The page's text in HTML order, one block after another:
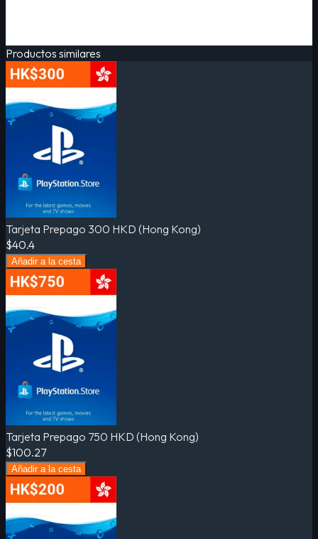
Productos similares
Tarjeta Prepago 300 HKD (Hong Kong)
$40.4
Añadir a la cesta
Tarjeta Prepago 750 HKD (Hong Kong)
$100.27
Añadir a la cesta